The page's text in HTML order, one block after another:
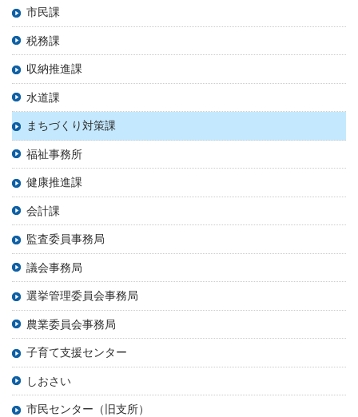
市民課
税務課
収納推進課
水道課
まちづくり対策課
福祉事務所
健康推進課
会計課
監査委員事務局
議会事務局
選挙管理委員会事務局
農業委員会事務局
子育て支援センター
しおさい
市民センター（旧支所）